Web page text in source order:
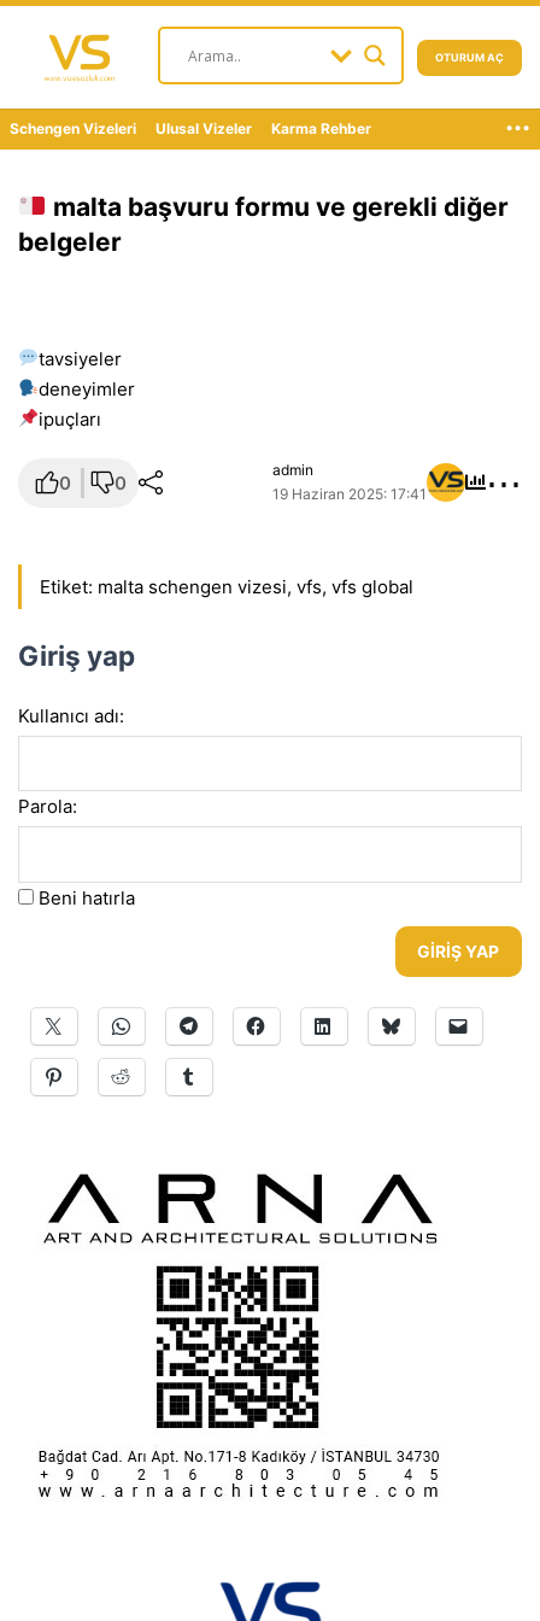
OTURUM AÇ
Schengen Vizeleri Ulusal Vizeler Karma Rehber ...
malta başvuru formu ve gerekli diğer
belgeler
tavsiyeler
deneyimler
i̇puçları
0 0
admin
19 Haziran 2025: 17:41
⋯
Etiket: malta schengen vizesi, vfs, vfs global
Giriş yap
Kullanıcı adı:
Parola:
Beni hatırla
GIRIŞ YAP